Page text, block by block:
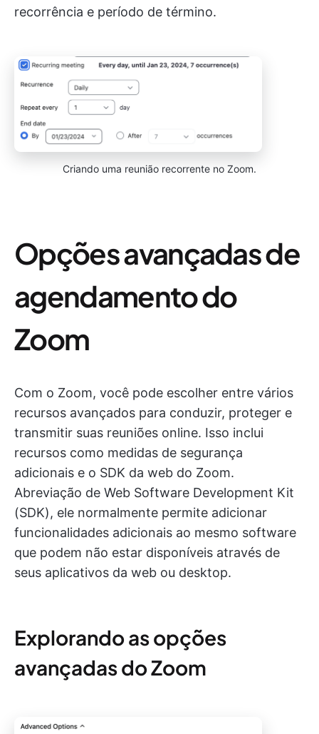
recorrência e período de término.
Criando uma reunião recorrente no Zoom.
Opções avançadas de
agendamento do
Zoom
Com o Zoom, você pode escolher entre vários
recursos avançados para conduzir, proteger e
transmitir suas reuniões online. Isso inclui
recursos como medidas de segurança
adicionais e o SDK da web do Zoom.
Abreviação de Web Software Development Kit
(SDK), ele normalmente permite adicionar
funcionalidades adicionais ao mesmo software
que podem não estar disponíveis através de
seus aplicativos da web ou desktop.
Explorando as opções
avançadas do Zoom